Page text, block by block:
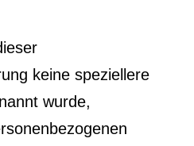
keine speziellere
wurde,